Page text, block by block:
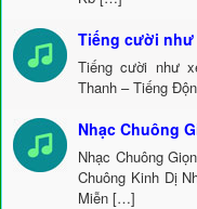
Tiếng cười như
Tiếng cười như
Thanh – Tiếng
Nhạc Chuông
Nhạc Chuông
Chuông Kinh Dị
Miễn […]